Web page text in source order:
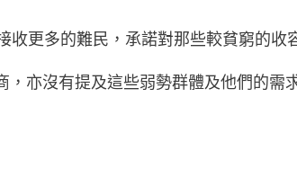
更多的難民，承諾對那些較貧窮的收
亦沒有提及這些弱勢群體及他們的需